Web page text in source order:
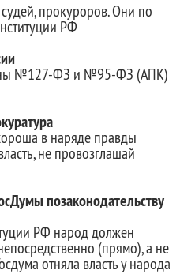
прокуроров. Они по
РФ
№127-ФЗ и №95-ФЗ (АПК)
в наряде правды
не провозглашай
позаконодательству
РФ народ должен
(прямо), а не
отняла власть у народа